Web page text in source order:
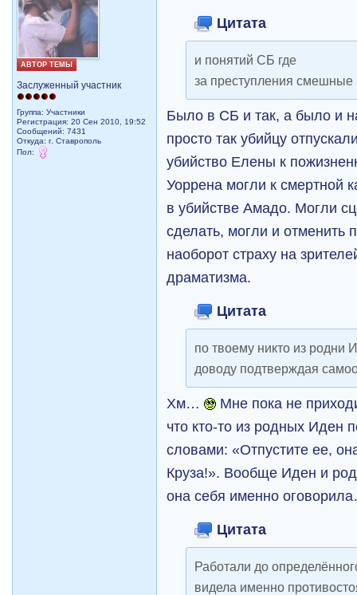
АВТОР ТЕМЫ
Заслуженный участник
Группа: Участники
Регистрация: 20 Сен 2010, 19:52
Сообщений: 7431
Откуда: г. Ставрополь
Пол:
Цитата
и понятий СБ где
за преступления смешные
Было в СБ и так, а было и
просто так убийцу
убийство Елены к
Уоррена могли к смертной
в убийстве Амадо. Могли
сделать, могли и отменить
наоборот страху на
драматизма.
Цитата
по твоему никто из родни
доводу подтверждая
Хм…
Мне пока не
что кто-то из родных Иден
словами: «Отпустите ее,
Круза!». Вообще Иден и
она себя именно
Цитата
Работали до
видела именно